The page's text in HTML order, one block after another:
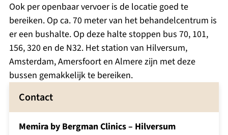
Ook per openbaar vervoer is de locatie goed te
bereiken. Op ca. 70 meter van het behandelcentrum is
er een bushalte. Op deze halte stoppen bus 70, 101,
156, 320 en de N32. Het station van Hilversum,
Amsterdam, Amersfoort en Almere zijn met deze
bussen gemakkelijk te bereiken.
Contact
Memira by Bergman Clinics – Hilversum